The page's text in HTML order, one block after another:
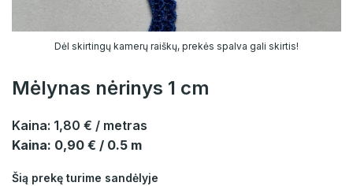
Dėl skirtingų kamerų raiškų, prekės spalva gali skirtis!
Mėlynas nėrinys 1 cm
Kaina: 1,80 € / metras
Kaina: 0,90 € / 0.5 m
Šią prekę turime sandėlyje